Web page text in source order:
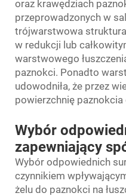
oraz krawędziach
przeprowadzonych w
trójwarstwowa struktura
w redukcji lub
warstwowego
paznokci. Ponadto
udowodniła, że przez
powierzchnię paznokcia
Wybór
zapewniający
Wybór odpowiednich
czynnikiem
żelu do paznokci na